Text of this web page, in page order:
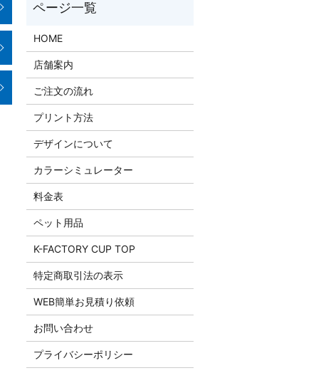
HOME
店舗案内
ご注文の流れ
プリント方法
デザインについて
カラーシミュレーター
料金表
ペット用品
K-FACTORY CUP TOP
特定商取引法の表示
WEB簡単お見積り依頼
お問い合わせ
プライバシーポリシー